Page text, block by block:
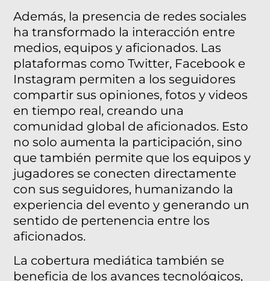
Además, la presencia de redes sociales
ha transformado la interacción entre
medios, equipos y aficionados. Las
plataformas como Twitter, Facebook e
Instagram permiten a los seguidores
compartir sus opiniones, fotos y videos
en tiempo real, creando una
comunidad global de aficionados. Esto
no solo aumenta la participación, sino
que también permite que los equipos y
jugadores se conecten directamente
con sus seguidores, humanizando la
experiencia del evento y generando un
sentido de pertenencia entre los
aficionados.
La cobertura mediática también se
beneficia de los avances tecnológicos,